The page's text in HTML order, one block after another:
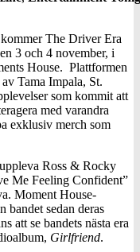
The Driver Era
3 och 4 november, i
House. Plattformen
Tama Impala, St.
som kommit att
med varandra
exklusiv merch som
Ross & Rocky
Me Feeling Confident”
Moment House-
bandet sedan deras
att se bandets nästa era
Girlfriend.